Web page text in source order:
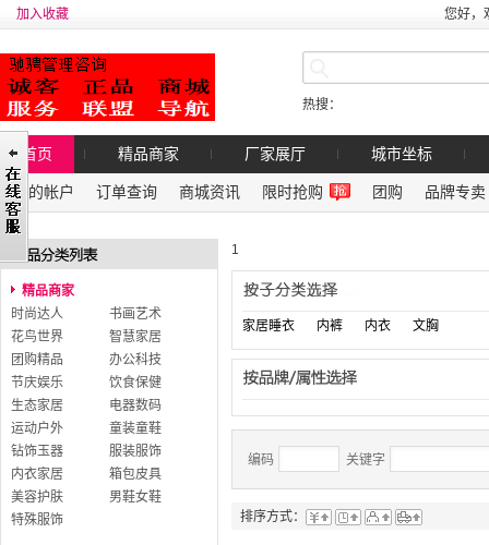
加入收藏 您好，
热搜：
首页 精品商家 厂家展厅 城市坐标
我的帐户 订单查询 商城资讯 限时抢购 团购 品牌专卖
精品商家
时尚达人
书画艺术
花鸟世界
智慧家居
团购精品
办公科技
节庆娱乐
饮食保健
生态家居
电器数码
运动户外
童装童鞋
钻饰玉器
服装服饰
内衣家居
箱包皮具
美容护肤
男鞋女鞋
特殊服饰
1
家居睡衣 内裤 内衣 文胸
编码 关键字
排序方式：